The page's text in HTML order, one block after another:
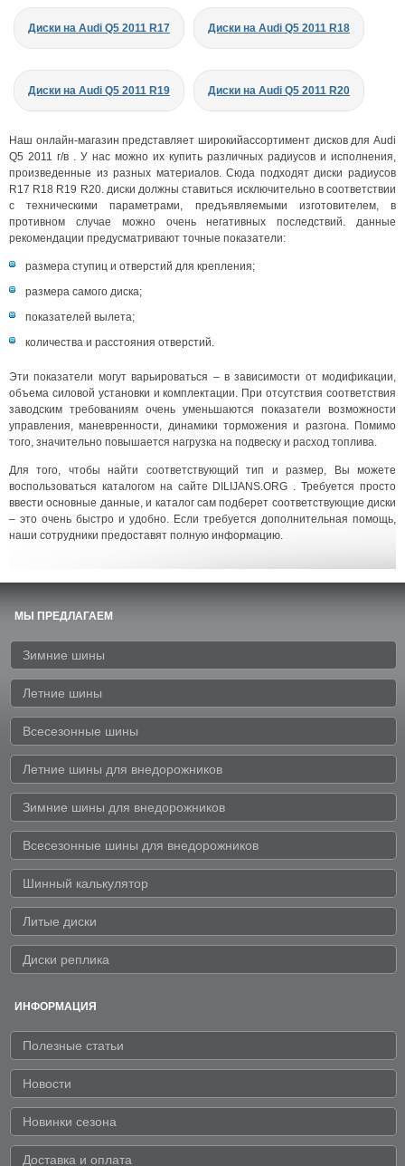
Диски на Audi Q5 2011 R17 Диски на Audi Q5 2011 R18
Диски на Audi Q5 2011 R19 Диски на Audi Q5 2011 R20
Наш онлайн-магазин представляет широкийассортимент дисков для Audi
Q5 2011 г/в . У нас можно их купить различных радиусов и исполнения,
произведенные из разных материалов. Сюда подходят диски радиусов
R17 R18 R19 R20. диски должны ставиться исключительно в соответствии
с техническими параметрами, предъявляемыми изготовителем, в
противном случае можно очень негативных последствий. данные
рекомендации предусматривают точные показатели:
размера ступиц и отверстий для крепления;
размера самого диска;
показателей вылета;
количества и расстояния отверстий.
Эти показатели могут варьироваться – в зависимости от модификации,
объема силовой установки и комплектации. При отсутствия соответствия
заводским требованиям очень уменьшаются показатели возможности
управления, маневренности, динамики торможения и разгона. Помимо
того, значительно повышается нагрузка на подвеску и расход топлива.
Для того, чтобы найти соответствующий тип и размер, Вы можете
воспользоваться каталогом на сайте DILIJANS.ORG . Требуется просто
ввести основные данные, и каталог сам подберет соответствующие диски
– это очень быстро и удобно. Если требуется дополнительная помощь,
наши сотрудники предоставят полную информацию.
МЫ ПРЕДЛАГАЕМ
Зимние шины
Летние шины
Всесезонные шины
Летние шины для внедорожников
Зимние шины для внедорожников
Всесезонные шины для внедорожников
Шинный калькулятор
Литые диски
Диски реплика
ИНФОРМАЦИЯ
Полезные статьи
Новости
Новинки сезона
Доставка и оплата